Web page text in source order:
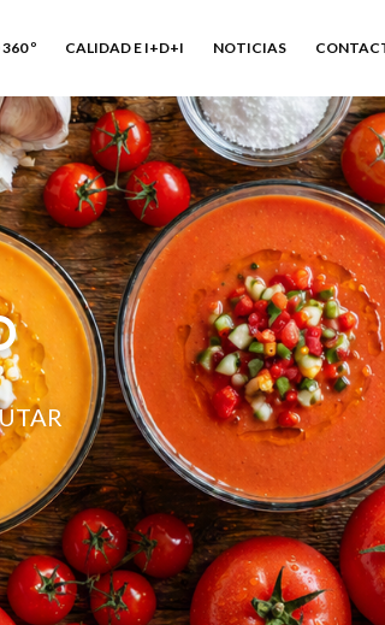
º CALIDAD E I+D+I NOTICIAS